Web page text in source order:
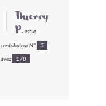
Thierry
P. est le
contributeur N° 5
avec 170